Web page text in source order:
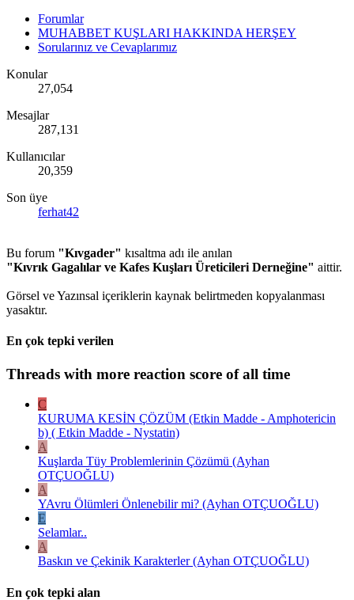
Forumlar
MUHABBET KUŞLARI HAKKINDA HERŞEY
Sorularınız ve Cevaplarımız
Konular
27,054
Mesajlar
287,131
Kullanıcılar
20,359
Son üye
ferhat42
Bu forum "Kıvgader" kısaltma adı ile anılan
"Kıvrık Gagalılar ve Kafes Kuşları Üreticileri Derneğine" aittir.
Görsel ve Yazınsal içeriklerin kaynak belirtmeden kopyalanması
yasaktır.
En çok tepki verilen
Threads with more reaction score of all time
C
KURUMA KESİN ÇÖZÜM (Etkin Madde - Amphotericin
b) ( Etkin Madde - Nystatin)
A
Kuşlarda Tüy Problemlerinin Çözümü (Ayhan
OTÇUOĞLU)
A
YAvru Ölümleri Önlenebilir mi? (Ayhan OTÇUOĞLU)
E
Selamlar..
A
Baskın ve Çekinik Karakterler (Ayhan OTÇUOĞLU)
En çok tepki alan